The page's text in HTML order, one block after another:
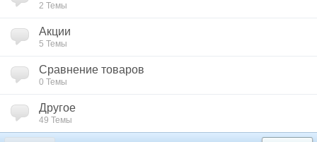
2 Темы
Акции
5 Темы
Сравнение товаров
0 Темы
Другое
49 Темы